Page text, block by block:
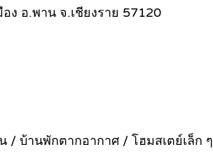
ง อ.พาน จ.เชียงราย 57120
/ บ้านพักตากอากาศ / โฮมสเตย์เล็ก ๆ